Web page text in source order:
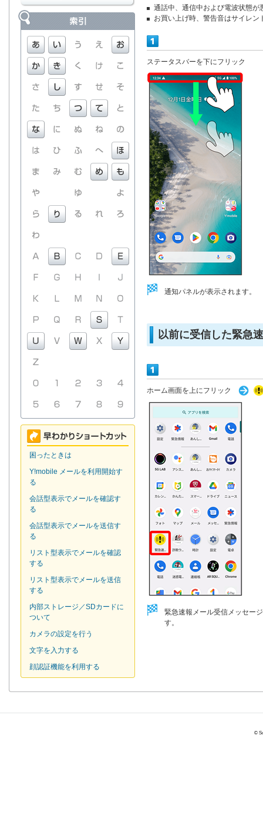
困ったときは
Y!mobile メールを利用開始す
る
会話型表示でメールを確認す
る
会話型表示でメールを送信す
る
リスト型表示でメールを確認
する
リスト型表示でメールを送信
する
内部ストレージ／SDカードに
ついて
カメラの設定を行う
文字を入力する
顔認証機能を利用する
通話中、通信中および電波状態
お買い上げ時、警告音はサイレ
ステータスバーを下にフリック
通知パネルが表示されます。
以前に受信した緊急
ホーム画面を上にフリック
緊急速報メール受信メッセー
す。
©